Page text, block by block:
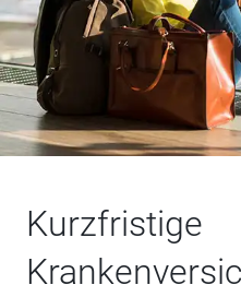
Kurzfristige